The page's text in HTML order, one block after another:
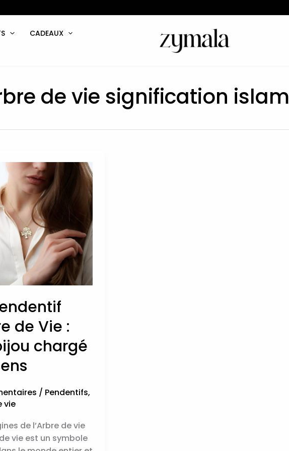
CADEAUX
de vie signification islam
de Vie :
chargé
/ Pendentifs,
vie
de l’Arbre de vie
vie est un symbole